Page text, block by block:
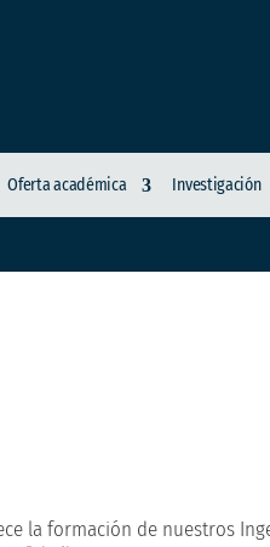
Oferta académica Investigación
la formación de nuestros